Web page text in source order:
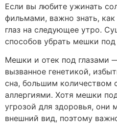
Если вы любите ужинать
фильмами, важно знать,
глаз на следующее утро.
способов убрать мешки под
Мешки и отек под глазами
вызванное генетикой,
сна, большим количеством
аллергиями. Хотя мешки
угрозой для здоровья, они
внешний вид, поэтому